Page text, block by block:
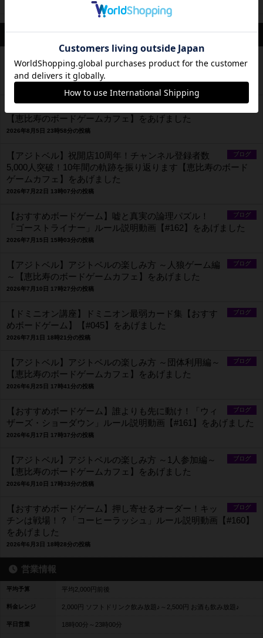
最新のお知らせ
【おすすめボードゲーム】(前編)10周年企画！10年前
から大活躍のボードゲーム【#163】をあげました
2026年8月6日 0時03分の投稿
ブログ
【恵比寿のボードゲームカフェ】をあげました
2026年8月5日 23時58分の投稿
ブログ
【アジトベル】祝開店10周年！チャンネル登録者数
5,000人突破！10年間の軌跡を振り返ります【恵比寿のボード
ゲームカフェ】をあげました
2026年7月22日 13時07分の投稿
ブログ
【おすすめボードゲーム】嘘と真実の論理パズル！
「ゴーストライナー」ルール説明動画【#162】をあげました
2026年7月15日 15時03分の投稿
ブログ
【アジトベル】アジトベルの楽しみ方 ～人狼ゲーム編
～【恵比寿のボードゲームカフェ】をあげました
2026年7月10日 17時27分の投稿
ブログ
【ドミニオン講座】ドミニオン最弱カード集【おすす
めボードゲーム】【#045】をあげました
2026年7月1日 18時21分の投稿
ブログ
【アジトベル】アジトベルの楽しみ方 ～団体利用編～
【恵比寿のボードゲームカフェ】をあげました
2026年6月25日 17時41分の投稿
ブログ
【おすすめボードゲーム】誰よりも先に動け！「ウィ
ザーズ・ショーダウン」ルール説明動画【#161】をあげました
2026年6月17日 17時37分の投稿
ブログ
【アジトベル】アジトベルの楽しみ方 ～1人参加編～
【恵比寿のボードゲームカフェ】をあげました
2026年6月10日 17時33分の投稿
ブログ
【おすすめボードゲーム】押し寄せるオーダー！キッ
チンは戦場！？「コーヒーラッシュ」ルール説明動画【#160】
をあげました
2026年6月3日 18時28分の投稿
営業情報
平均予算 平均2,000円前後
料金レンジ 2,000円 ソフトドリンク飲み放題♪～2,500円 お酒も飲み放題♪
平日営業 18時00分～23時00分